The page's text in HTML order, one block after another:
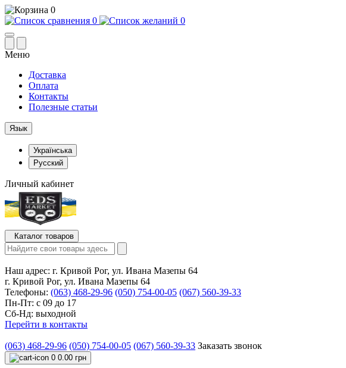
0
0
0
Меню
Доставка
Оплата
Контакты
Полезные статьи
Язык
Українська
Русский
Личный кабинет
Каталог товаров
Наш адрес: г. Кривой Рог, ул. Ивана Мазепы 64
г. Кривой Рог, ул. Ивана Мазепы 64
Телефоны: (063) 468-29-96 (050) 754-00-05 (067) 560-39-33
Пн-Пт: с 09 до 17
Сб-Нд: выходной
Перейти в контакты
(063) 468-29-96 (050) 754-00-05 (067) 560-39-33 Заказать звонок
0 0.00 грн